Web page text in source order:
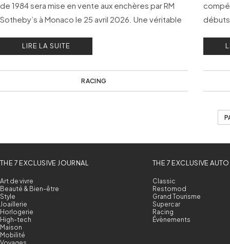
de 1984 sera mise en vente aux enchères par RM
Sotheby’s à Monaco le 25 avril 2026. Une véritable
LIRE LA SUITE
RACING
THE 7 EXCLUSIVE JOURNAL
Art de vivre
Beauté & Bien-être
Style
Joaillerie
Horlogerie
High-tech
Maison
Mobilité
THE 7 EXCLUSIVE AUTO
Classic
Restomod
Grand Tourisme
Supercar
Racing
Évènements